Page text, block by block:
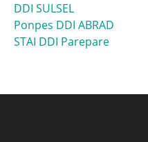
DDI SULSEL
Ponpes DDI ABRAD
STAI DDI Parepare